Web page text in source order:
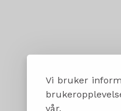
Vi bruker
vår.